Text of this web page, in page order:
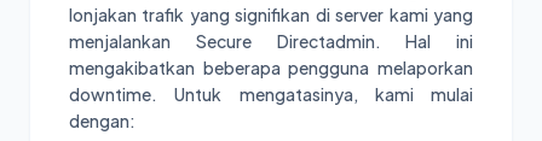
lonjakan trafik yang signifikan di server kami yang
menjalankan Secure Directadmin. Hal ini
mengakibatkan beberapa pengguna melaporkan
downtime. Untuk mengatasinya, kami mulai
dengan: